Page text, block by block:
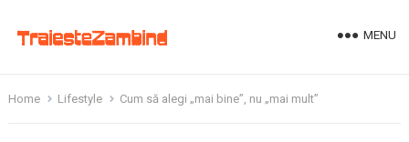
MENU
Home Lifestyle Cum să alegi „mai bine”, nu „mai mult”